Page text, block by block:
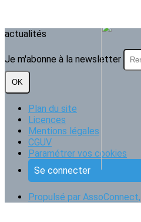
actualités
Je m'abonne à la newsletter
OK
Plan du site
Licences
Mentions légales
CGUV
Paramétrer vos cookies
Se connecter
Propulsé par